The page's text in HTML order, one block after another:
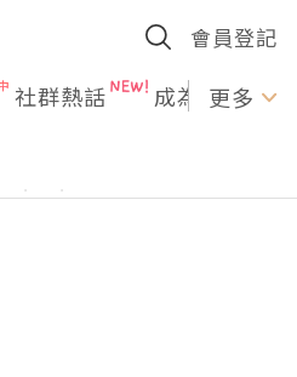
會員登記
社群熱話 成為U更多